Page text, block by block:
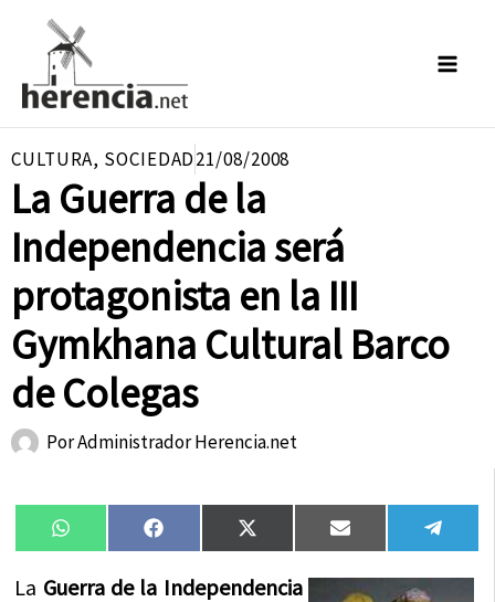
contenido
CULTURA, SOCIEDAD21/08/2008
La Guerra de la
Independencia será
protagonista en la III
Gymkhana Cultural Barco
de Colegas
PorAdministrador Herencia.net
Compartir
en
WhatsAppCompartir
en
FacebookCompartir
en
X
(Twitter)
Compartir
en
Email
en
La Guerra de la Independencia